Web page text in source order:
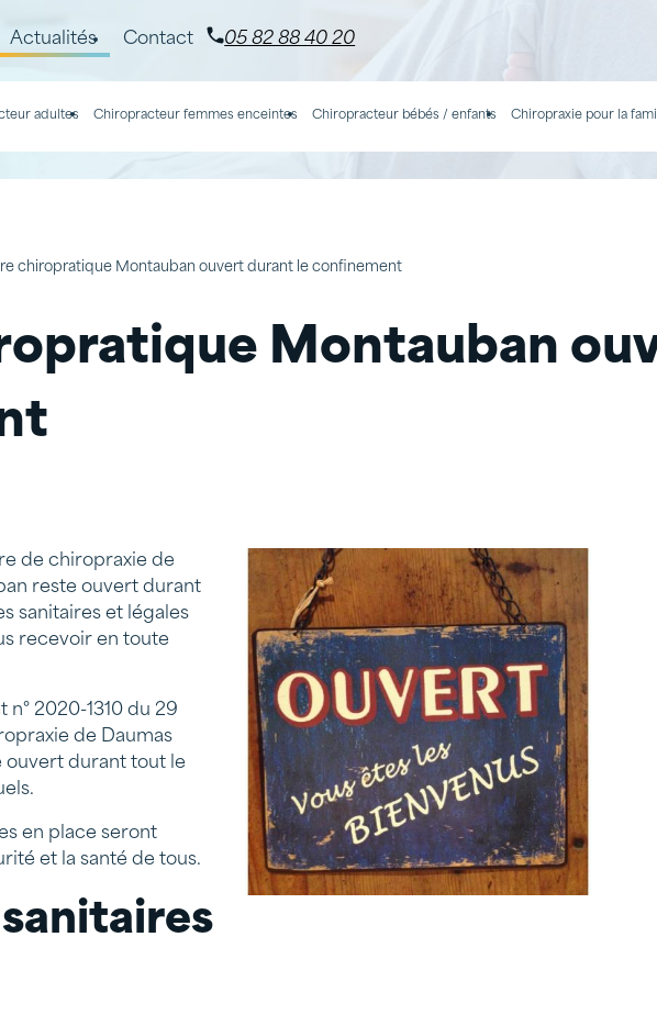
Actualités Contact 05 82 88 40 20
adultes Chiropracteur femmes enceintes Chiropracteur bébés / enfants Chiropraxie pour la
chiropratique Montauban ouvert durant le confinement
Montauban
de chiropraxie de
reste ouvert durant
sanitaires et légales
recevoir en toute
2020-1310 du 29
de Daumas
ouvert durant tout le
en place seront
et la santé de tous.